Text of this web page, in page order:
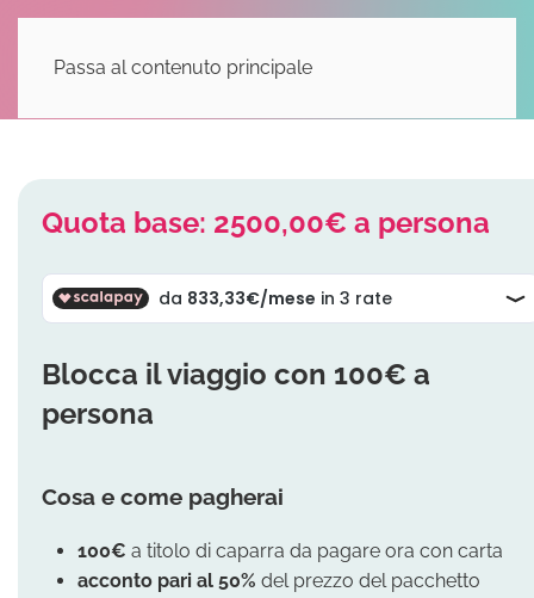
Passa al contenuto principale
Quota base: 2500,00€ a persona
Blocca il viaggio con 100€ a
persona
Cosa e come pagherai
100€ a titolo di caparra da pagare ora con carta
acconto pari al 50% del prezzo del pacchetto